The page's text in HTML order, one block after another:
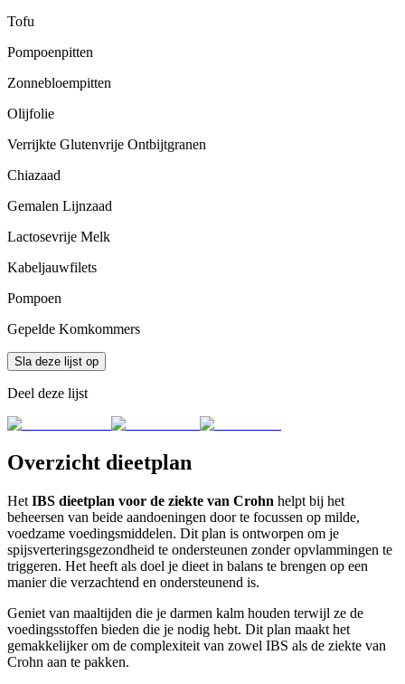
Tofu
Pompoenpitten
Zonnebloempitten
Olijfolie
Verrijkte Glutenvrije Ontbijtgranen
Chiazaad
Gemalen Lijnzaad
Lactosevrije Melk
Kabeljauwfilets
Pompoen
Gepelde Komkommers
Sla deze lijst op
Deel deze lijst
Overzicht dieetplan
Het IBS dieetplan voor de ziekte van Crohn helpt bij het
beheersen van beide aandoeningen door te focussen op milde,
voedzame voedingsmiddelen. Dit plan is ontworpen om je
spijsverteringsgezondheid te ondersteunen zonder opvlammingen te
triggeren. Het heeft als doel je dieet in balans te brengen op een
manier die verzachtend en ondersteunend is.
Geniet van maaltijden die je darmen kalm houden terwijl ze de
voedingsstoffen bieden die je nodig hebt. Dit plan maakt het
gemakkelijker om de complexiteit van zowel IBS als de ziekte van
Crohn aan te pakken.